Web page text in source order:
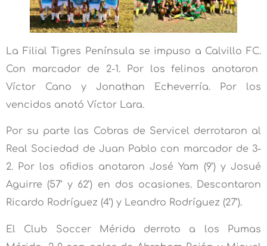
La Filial Tigres Península se impuso a Calvillo FC.
Con marcador de 2-1. Por los felinos anotaron
Víctor Cano y Jonathan Echeverría. Por los
vencidos anotó Víctor Lara.
Por su parte las Cobras de Servicel derrotaron al
Real Sociedad de Juan Pablo con marcador de 3-
2. Por los ofidios anotaron José Yam (9’) y Josué
Aguirre (57’ y 62’) en dos ocasiones. Descontaron
Ricardo Rodríguez (4’) y Leandro Rodríguez (27’).
El Club Soccer Mérida derroto a los Pumas